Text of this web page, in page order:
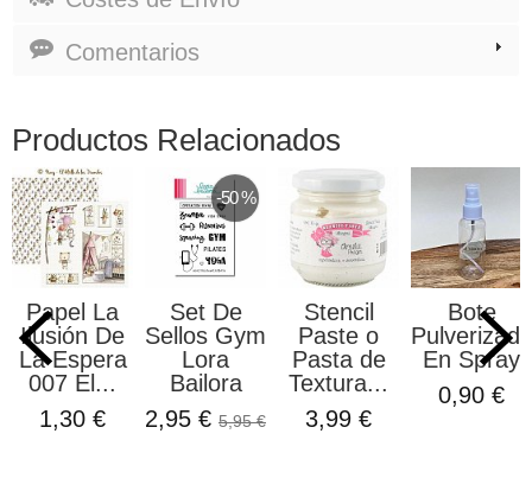
Comentarios
Productos Relacionados
Papel La
Ilusión De
La Espera
007 El...
1,30 €
-50 %
Set De
Sellos Gym
Lora
Bailora
2,95 € 5,95 €
Stencil
Paste o
Pasta de
Textura...
3,99 €
Bote
En Spray
0,90 €